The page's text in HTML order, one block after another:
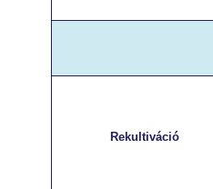
Rekultiváció